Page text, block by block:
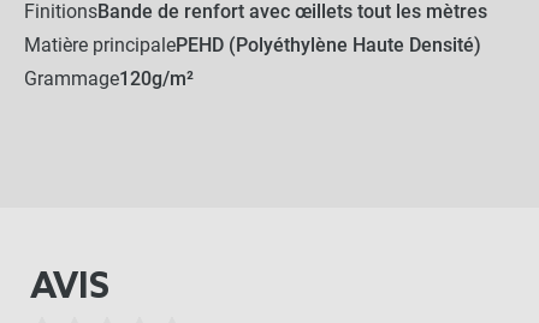
FinitionsBande de renfort avec œillets tout les mètres
Matière principalePEHD (Polyéthylène Haute Densité)
Grammage120g/m²
AVIS